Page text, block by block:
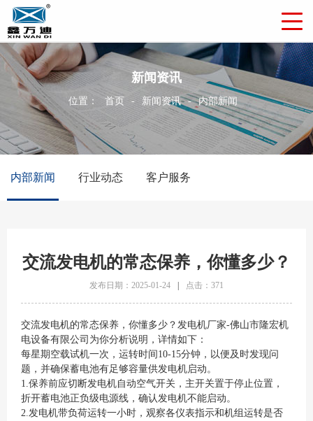
新闻资讯
位置： 首页 - 新闻资讯 - 内部新闻
内部新闻 行业动态 客户服务
交流发电机的常态保养，你懂多少？
发布日期：2025-01-24 点击：371
交流发电机的常态保养，你懂多少？发电机厂家-佛山市隆宏机
电设备有限公司为你分析说明，详情如下：
每星期空载试机一次，运转时间10-15分钟，以便及时发现问
题，并确保蓄电池有足够容量供发电机启动。
1.保养前应切断发电机自动空气开关，主开关置于停止位置，
折开蓄电池正负级电源线，确认发电机不能启动。
2.发电机带负荷运转一小时，观察各仪表指示和机组运转是否